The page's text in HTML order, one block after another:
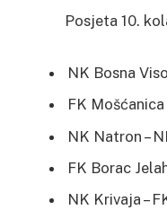
Posjeta 10.
NK Bosna
FK Mošćanica
NK Natron –
FK Borac
NK Krivaja –